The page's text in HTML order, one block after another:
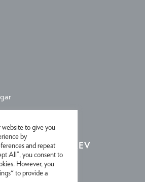
FÖR NYHETSBREV
website to give you
by
and repeat
All”, you consent to
However, you
to provide a